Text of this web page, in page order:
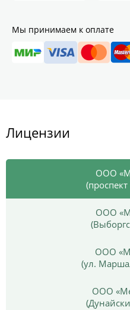
Мы принимаем к оплате
Лицензии
ООО
ООО
ООО
(ул.
ООО